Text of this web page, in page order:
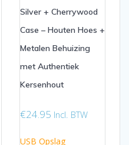
Silver + Cherrywood
Case – Houten Hoes +
Metalen Behuizing
met Authentiek
Kersenhout
€24.95 Incl. BTW
USB Opslag